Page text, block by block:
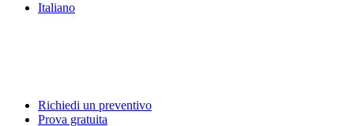
Italiano
Richiedi un preventivo
Prova gratuita